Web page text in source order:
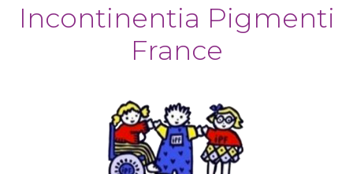
Incontinentia Pigmenti
France